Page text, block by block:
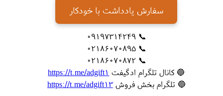
سفارش یادداشت با خودکار
📞 09197314249
📞 02186070895
📞 02186070872
🔵 کانال تلگرام ادگیفت https://t.me/adgift1
🔵 تلگرام بخش فروشhttps://t.me/adgift13